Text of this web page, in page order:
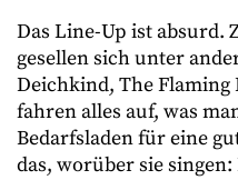
Das Line-Up ist absurd.
gesellen sich unter
Deichkind, The Flaming
fahren alles auf, was
Bedarfsladen für eine
das, worüber sie